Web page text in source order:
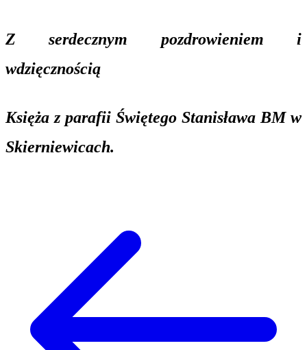
Z serdecznym pozdrowieniem i
wdzięcznością
Księża z parafii Świętego Stanisława BM w
Skierniewicach.